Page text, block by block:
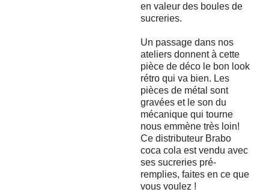
en valeur des boules de
sucreries.
Un passage dans nos
ateliers donnent à cette
pièce de déco le bon look
rétro qui va bien. Les
pièces de métal sont
gravées et le son du
mécanique qui tourne
nous emmène très loin!
Ce distributeur Brabo
coca cola est vendu avec
ses sucreries pré-
remplies, faites en ce que
vous voulez !